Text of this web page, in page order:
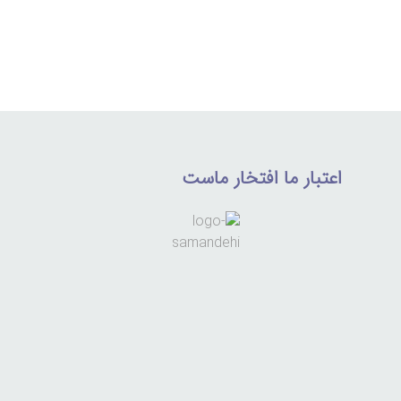
اعتبار ما افتخار ماست